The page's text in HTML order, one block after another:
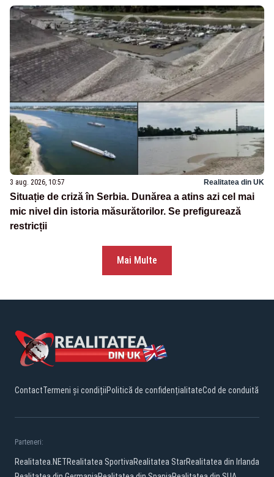
3 aug. 2026, 10:57 Realitatea din UK
Situație de criză în Serbia. Dunărea a atins azi cel mai
mic nivel din istoria măsurătorilor. Se prefigurează
restricții
Mai Multe
ContactTermeni și condițiiPolitică de confidențialitateCod de conduită
Parteneri:
Realitatea.NETRealitatea SportivaRealitatea StarRealitatea din Irlanda